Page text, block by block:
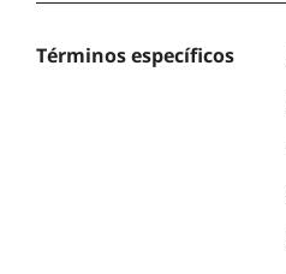
Términos específicos